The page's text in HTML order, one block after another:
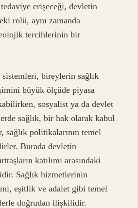
tedaviye erişeceği, devletin
rolü, aynı zamanda
tercihlerinin bir
bireylerin sağlık
büyük ölçüde piyasa
sosyalist ya da devlet
sağlık, bir hak olarak kabul
politikalarının temel
Burada devletin
katılımı arasındaki
Sağlık hizmetlerinin
eşitlik ve adalet gibi temel
doğrudan ilişkilidir.